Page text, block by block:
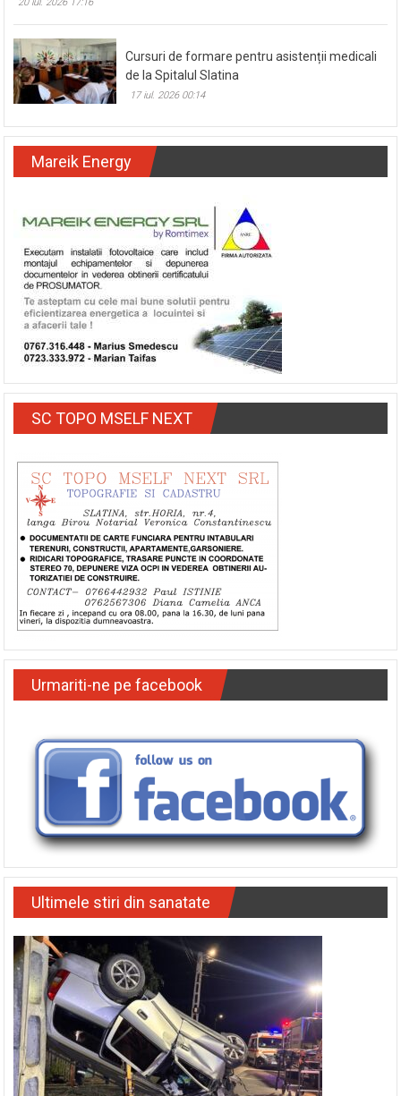
Cursuri de formare pentru asistenții medicali
de la Spitalul Slatina
17 iul. 2026 00:14
Mareik Energy
SC TOPO MSELF NEXT
Urmariti-ne pe facebook
Ultimele stiri din sanatate